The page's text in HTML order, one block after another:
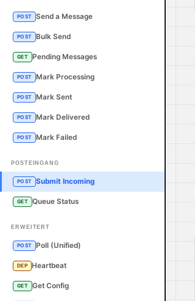
POST Send a Message
POST Bulk Send
GET Pending Messages
POST Mark Processing
POST Mark Sent
POST Mark Delivered
POST Mark Failed
POSTEINGANG
POST Submit Incoming
GET Queue Status
ERWEITERT
POST Poll (Unified)
DEP Heartbeat
GET Get Config